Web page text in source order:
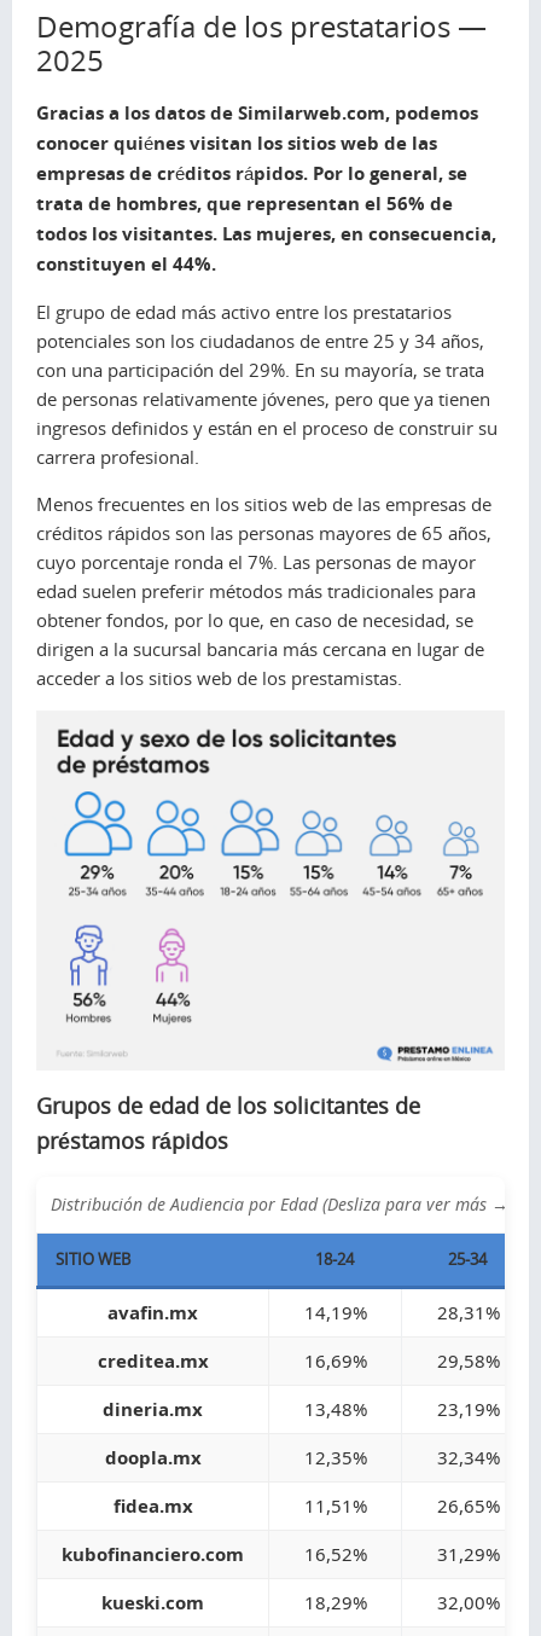
Demografía de los prestatarios —
2025
Gracias a los datos de Similarweb.com, podemos
conocer quiénes visitan los sitios web de las
empresas de créditos rápidos. Por lo general, se
trata de hombres, que representan el 56% de
todos los visitantes. Las mujeres, en consecuencia,
constituyen el 44%.
El grupo de edad más activo entre los prestatarios
potenciales son los ciudadanos de entre 25 y 34 años,
con una participación del 29%. En su mayoría, se trata
de personas relativamente jóvenes, pero que ya tienen
ingresos definidos y están en el proceso de construir su
carrera profesional.
Menos frecuentes en los sitios web de las empresas de
créditos rápidos son las personas mayores de 65 años,
cuyo porcentaje ronda el 7%. Las personas de mayor
edad suelen preferir métodos más tradicionales para
obtener fondos, por lo que, en caso de necesidad, se
dirigen a la sucursal bancaria más cercana en lugar de
acceder a los sitios web de los prestamistas.
Grupos de edad de los solicitantes de
préstamos rápidos
Distribución de Audiencia por Edad (Desliza para ver más →)
SITIO WEB 18-24 25-34
avafin.mx 14,19%
28,31%
creditea.mx
16,69%
29,58%
dineria.mx
13,48%
23,19%
doopla.mx
12,35%
32,34%
fidea.mx
11,51%
26,65%
kubofinanciero.com
16,52%
31,29%
kueski.com
18,29%
32,00%